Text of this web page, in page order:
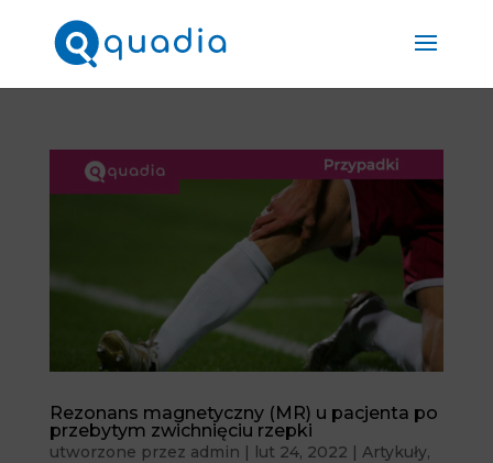
Rezonans magnetyczny (MR) u pacjenta po
przebytym zwichnięciu rzepki
utworzone przez admin | lut 24, 2022 | Artykuły,